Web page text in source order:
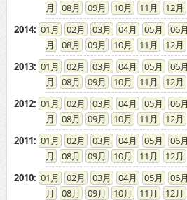
08
09 10 11
12
2014: 01 02 03 04 05 06
08
09 10 11
12
2013: 01 02 03 04 05 06
08
09 10 11
12
2012: 01 02 03 04 05 06
08
09 10 11
12
2011: 01 02 03 04 05 06
08
09 10 11
12
2010: 01 02 03 04 05 06
08
09 10 11
12